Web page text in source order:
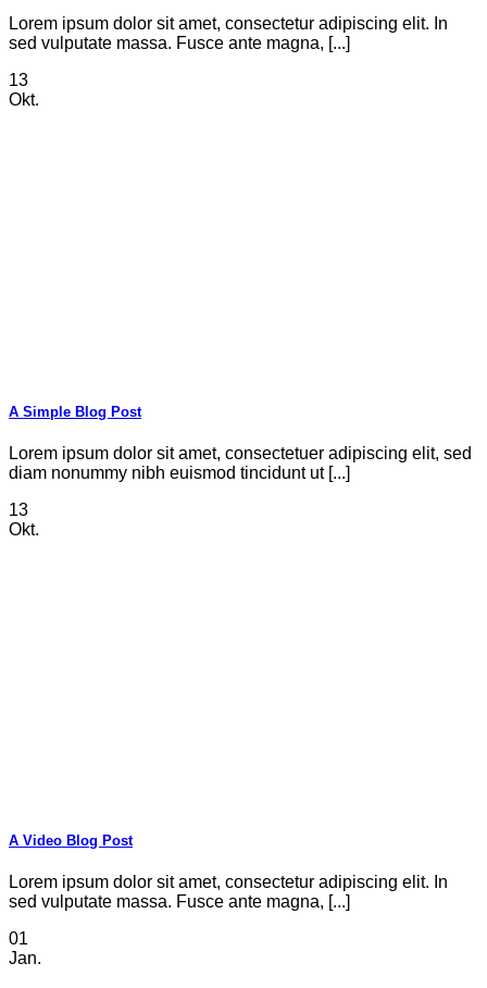
Lorem ipsum dolor sit amet, consectetur adipiscing elit. In
sed vulputate massa. Fusce ante magna, [...]
13
Okt.
A Simple Blog Post
Lorem ipsum dolor sit amet, consectetuer adipiscing elit, sed
diam nonummy nibh euismod tincidunt ut [...]
13
Okt.
A Video Blog Post
Lorem ipsum dolor sit amet, consectetur adipiscing elit. In
sed vulputate massa. Fusce ante magna, [...]
01
Jan.